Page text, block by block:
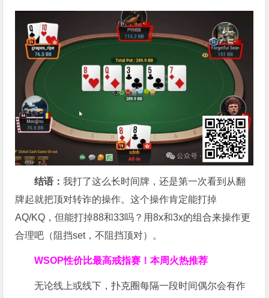
结语：我打了这么长时间牌，还是第一次看到从翻
牌起就把顶对转诈的操作。这个操作肯定能打掉
AQ/KQ，但能打掉88和33吗？用8x和3x的组合来操作更
合理吧（阻挡set，不阻挡顶对）。
WSOP性价比最高戒指赛！本周火热推荐
无论线上或线下，扑克圈每隔一段时间偶尔会有作